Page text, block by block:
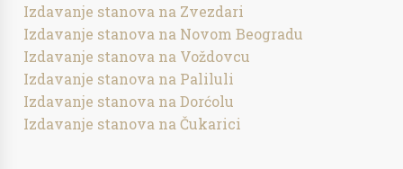
Izdavanje stanova na Zvezdari
Izdavanje stanova na Novom Beogradu
Izdavanje stanova na Voždovcu
Izdavanje stanova na Paliluli
Izdavanje stanova na Dorćolu
Izdavanje stanova na Čukarici